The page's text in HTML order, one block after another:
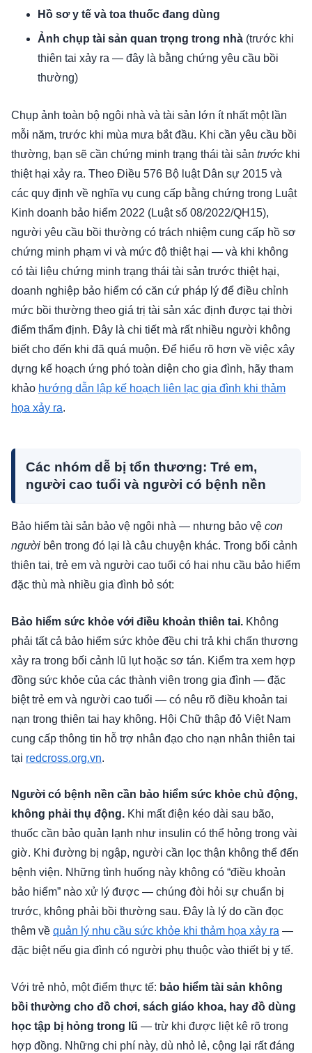
Hồ sơ y tế và toa thuốc đang dùng
Ảnh chụp tài sản quan trọng trong nhà (trước khi
thiên tai xảy ra — đây là bằng chứng yêu cầu bồi
thường)
Chụp ảnh toàn bộ ngôi nhà và tài sản lớn ít nhất một lần
mỗi năm, trước khi mùa mưa bắt đầu. Khi cần yêu cầu bồi
thường, bạn sẽ cần chứng minh trạng thái tài sản trước khi
thiệt hại xảy ra. Theo Điều 576 Bộ luật Dân sự 2015 và
các quy định về nghĩa vụ cung cấp bằng chứng trong Luật
Kinh doanh bảo hiểm 2022 (Luật số 08/2022/QH15),
người yêu cầu bồi thường có trách nhiệm cung cấp hồ sơ
chứng minh phạm vi và mức độ thiệt hại — và khi không
có tài liệu chứng minh trạng thái tài sản trước thiệt hại,
doanh nghiệp bảo hiểm có căn cứ pháp lý để điều chỉnh
mức bồi thường theo giá trị tài sản xác định được tại thời
điểm thẩm định. Đây là chi tiết mà rất nhiều người không
biết cho đến khi đã quá muộn. Để hiểu rõ hơn về việc xây
dựng kế hoạch ứng phó toàn diện cho gia đình, hãy tham
khảo hướng dẫn lập kế hoạch liên lạc gia đình khi thảm
họa xảy ra.
Các nhóm dễ bị tổn thương: Trẻ em,
người cao tuổi và người có bệnh nền
Bảo hiểm tài sản bảo vệ ngôi nhà — nhưng bảo vệ con
người bên trong đó lại là câu chuyện khác. Trong bối cảnh
thiên tai, trẻ em và người cao tuổi có hai nhu cầu bảo hiểm
đặc thù mà nhiều gia đình bỏ sót:
Bảo hiểm sức khỏe với điều khoản thiên tai. Không
phải tất cả bảo hiểm sức khỏe đều chi trả khi chấn thương
xảy ra trong bối cảnh lũ lụt hoặc sơ tán. Kiểm tra xem hợp
đồng sức khỏe của các thành viên trong gia đình — đặc
biệt trẻ em và người cao tuổi — có nêu rõ điều khoản tai
nạn trong thiên tai hay không. Hội Chữ thập đỏ Việt Nam
cung cấp thông tin hỗ trợ nhân đạo cho nạn nhân thiên tai
tại redcross.org.vn.
Người có bệnh nền cần bảo hiểm sức khỏe chủ động,
không phải thụ động. Khi mất điện kéo dài sau bão,
thuốc cần bảo quản lạnh như insulin có thể hỏng trong vài
giờ. Khi đường bị ngập, người cần lọc thận không thể đến
bệnh viện. Những tình huống này không có “điều khoản
bảo hiểm” nào xử lý được — chúng đòi hỏi sự chuẩn bị
trước, không phải bồi thường sau. Đây là lý do cần đọc
thêm về quản lý nhu cầu sức khỏe khi thảm họa xảy ra —
đặc biệt nếu gia đình có người phụ thuộc vào thiết bị y tế.
Với trẻ nhỏ, một điểm thực tế: bảo hiểm tài sản không
bồi thường cho đồ chơi, sách giáo khoa, hay đồ dùng
học tập bị hỏng trong lũ — trừ khi được liệt kê rõ trong
hợp đồng. Những chi phí này, dù nhỏ lẻ, cộng lại rất đáng